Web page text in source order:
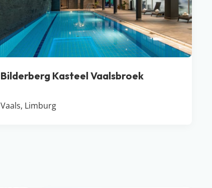
Bilderberg Kasteel Vaalsbroek
Vaals, Limburg